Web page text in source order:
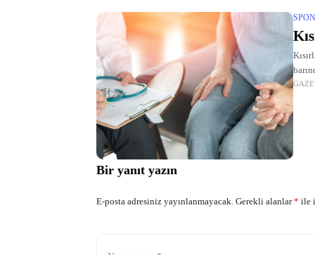
Bir yanıt yazın
E-posta adresiniz yayınlanmayacak. Gerekli alanlar* ile